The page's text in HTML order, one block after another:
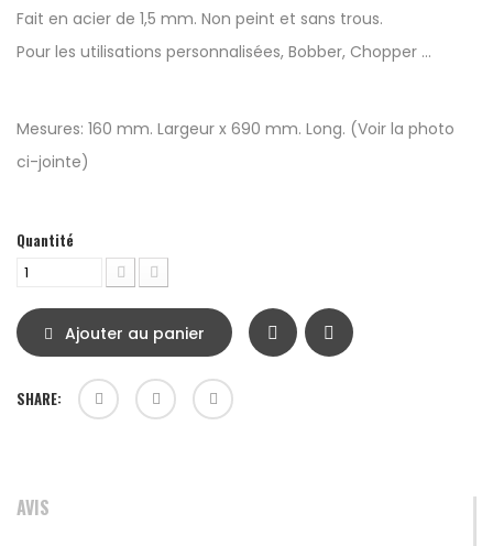
Fait en acier de 1,5 mm. Non peint et sans trous.
Pour les utilisations personnalisées, Bobber, Chopper ...
Mesures: 160 mm. Largeur x 690 mm. Long. (Voir la photo
ci-jointe)
Quantité
Ajouter au panier
SHARE:
AVIS